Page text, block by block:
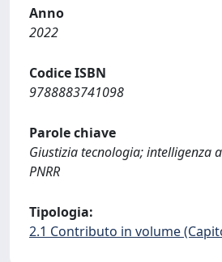
Anno
2022
Codice ISBN
9788883741098
Parole chiave
Giustizia tecnologia; intelligenza
PNRR
Tipologia:
2.1 Contributo in volume